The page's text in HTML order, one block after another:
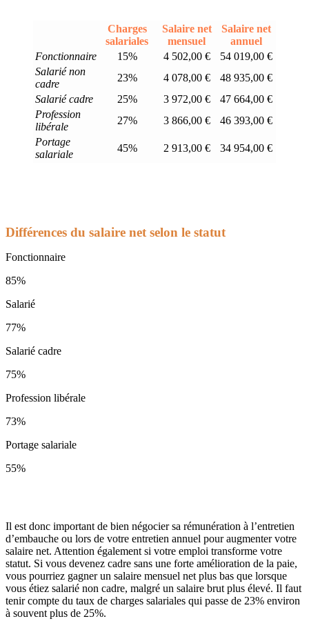
Charges
salariales
Salaire net
mensuel
Salaire net
annuel
Fonctionnaire
15% 4 502,00 €
54 019,00 €
Salarié non
cadre
23% 4 078,00 €
48 935,00 €
Salarié cadre
25% 3 972,00 €
47 664,00 €
Profession
libérale
27% 3 866,00 €
46 393,00 €
Portage
salariale
45% 2 913,00 € 34 954,00 €
Différences du salaire net selon le statut
Fonctionnaire
85%
Salarié
77%
Salarié cadre
75%
Profession libérale
73%
Portage salariale
55%
Il est donc important de bien négocier sa rémunération à l’entretien
d’embauche ou lors de votre entretien annuel pour augmenter votre
salaire net. Attention également si votre emploi transforme votre
statut. Si vous devenez cadre sans une forte amélioration de la paie,
vous pourriez gagner un salaire mensuel net plus bas que lorsque
vous étiez salarié non cadre, malgré un salaire brut plus élevé. Il faut
tenir compte du taux de charges salariales qui passe de 23% environ
à souvent plus de 25%.